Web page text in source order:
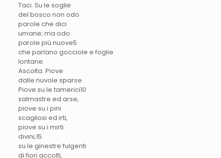
Taci. Su le soglie
del bosco non odo
parole che dici
umane; ma odo
parole più nuove5
che parlano gocciole e foglie
lontane.
Ascolta. Piove
dalle nuvole sparse.
Piove su le tamerici10
salmastre ed arse,
piove su i pini
scagliosi ed irti,
piove su i mirti
divini,15
su le ginestre fulgenti
di fiori accolti,